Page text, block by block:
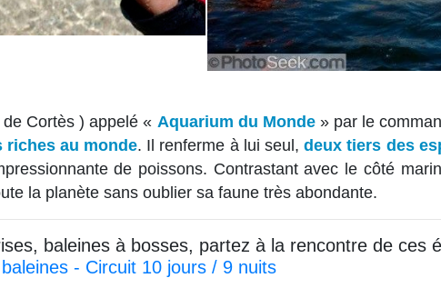
Cortès ) appelé « Aquarium du Monde » par le
riches au monde. Il renferme à lui seul,deux tiers des
de poissons. Contrastant avec le côté
la planète sans oublier sa faune très abondante.
baleines à bosses, partez à la rencontre de ces
- Circuit 10 jours / 9 nuits